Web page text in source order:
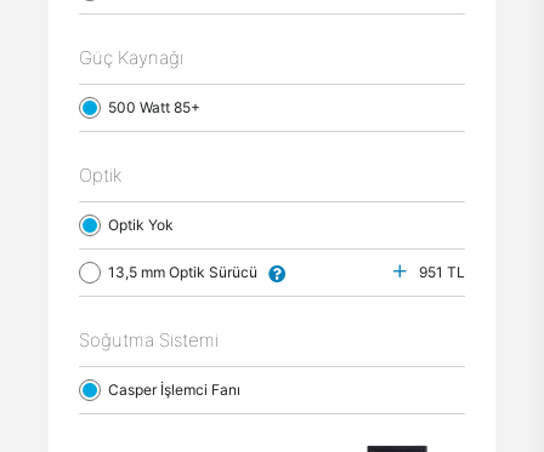
Güç Kaynağı
500 Watt 85+
Optik
Optik Yok
13,5 mm Optik Sürücü 951 TL
Soğutma Sistemi
Casper İşlemci Fanı